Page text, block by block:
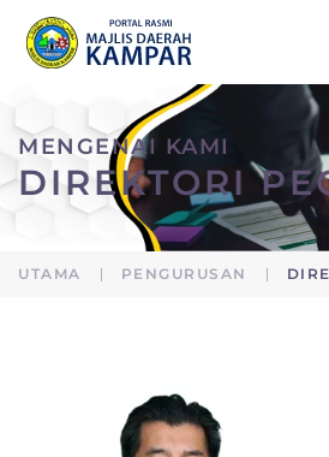
Skip to main content
MENGENAI KAMI
DIREKTORI
UTAMA PENGURUSAN